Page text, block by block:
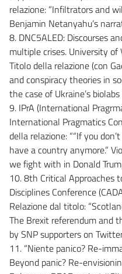
relazione: “Infiltrators and
Benjamin Netanyahu’s
8. DNC5ALED: Discourses
multiple crises. University
Titolo della relazione (con
and conspiracy theories in
the case of Ukraine’s
9. IPrA (International
International Pragmatics
della relazione: ““If you
have a country anymore.”
we fight with in Donald
10. 8th Critical Approaches
Disciplines Conference
Relazione dal titolo:
The Brexit referendum and
by SNP supporters on
11. “Niente panico? Re-
Beyond panic? Re-